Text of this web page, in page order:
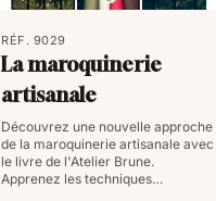
RÉF. 9029
La maroquinerie
artisanale
Découvrez une nouvelle approche
de la maroquinerie artisanale avec
le livre de l'Atelier Brune.
Apprenez les techniques…